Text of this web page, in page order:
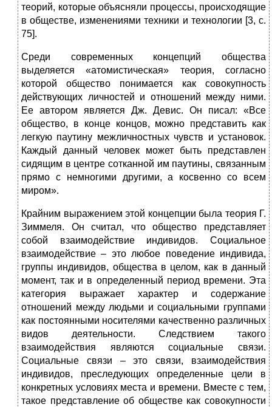
теорий, которые объясняли процессы, происходящие
в обществе, изменениями техники и технологии [3, с.
75].
Среди современных концепций общества
выделяется «атомистическая» теория, согласно
которой общество понимается как совокупность
действующих личностей и отношений между ними.
Ее автором является Дж. Девис. Он писал: «Все
общество, в конце концов, можно представить как
легкую паутину межличностных чувств и установок.
Каждый данный человек может быть представлен
сидящим в центре сотканной им паутины, связанным
прямо с немногими другими, а косвенно со всем
миром».
Крайним выражением этой концепции была теория Г.
Зиммеля. Он считал, что общество представляет
собой взаимодействие индивидов. Социальное
взаимодействие – это любое поведение индивида,
группы индивидов, общества в целом, как в данный
момент, так и в определенный период времени. Эта
категория выражает характер и содержание
отношений между людьми и социальными группами
как постоянными носителями качественно различных
видов деятельности. Следствием такого
взаимодействия являются социальные связи.
Социальные связи – это связи, взаимодействия
индивидов, преследующих определенные цели в
конкретных условиях места и времени. Вместе с тем,
такое представление об обществе как совокупности